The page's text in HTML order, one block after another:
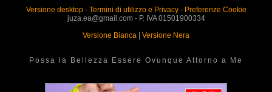
Versione desktop- Termini di utilizzo e Privacy- Preferenze Cookie
juza.ea@gmail.com - P. IVA 01501900334
Versione Bianca | Versione Nera
Possa la Bellezza Essere Ovunque Attorno a Me